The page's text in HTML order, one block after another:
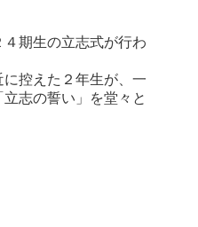
４期生の立志式が行わ
控えた２年生が、一
志の誓い」を堂々と